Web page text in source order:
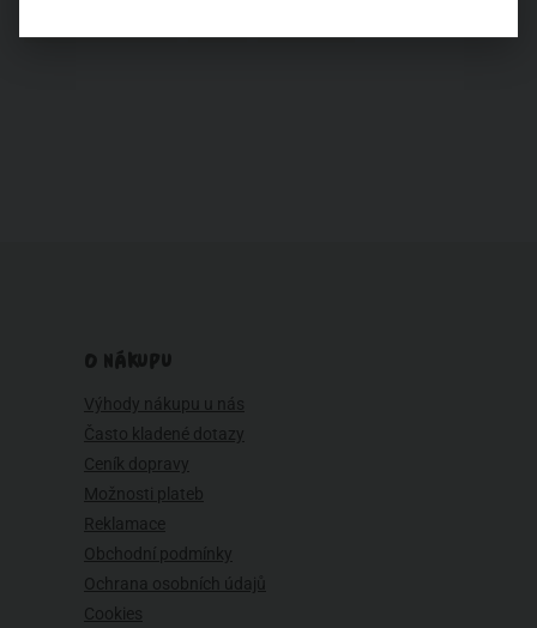
O NÁKUPU
Výhody nákupu u nás
Často kladené dotazy
Ceník dopravy
Možnosti plateb
Reklamace
Obchodní podmínky
Ochrana osobních údajů
Cookies